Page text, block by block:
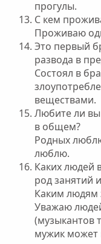
прогулы.
С кем
Проживаю
Это первый
развода в
Состоял в
веществами.
Любите ли
в общем?
Родных
люблю.
Каких людей
род занятий
Каким людям
Уважаю
(музыкантов
мужик может